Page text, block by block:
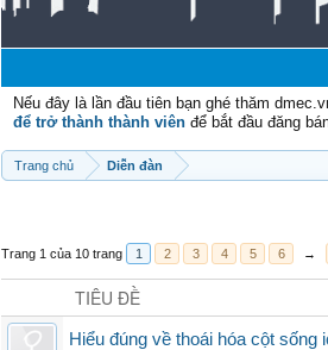
Nếu đây là lần đầu tiên bạn ghé thăm
để trở thành thành viên để bắt đầu đăng
Trang chủ Diễn đàn
Trang 1 của 10 trang 1 2 3 4 5 6 →
TIÊU ĐỀ
Hiểu đúng về thoái hóa cột sống